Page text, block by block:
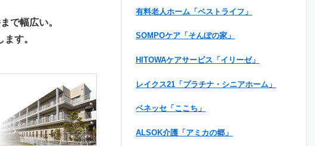
で幅広い。
す。
有料老人ホーム「ベストライフ」
SOMPOケア「そんぽの家」
HITOWAケアサービス「イリーゼ」
レイクス21「プラチナ・シニアホーム」
ベネッセ「ここち」
ALSOK介護「アミカの郷」